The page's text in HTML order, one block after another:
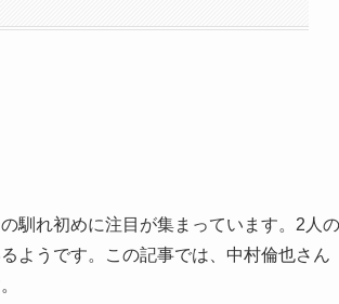
馴れ初めに注目が集まっています。2人の
ようです。この記事では、中村倫也さん